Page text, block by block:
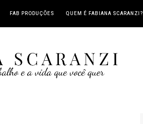
FAB PRODUÇÕES QUEM É FABIANA SCARANZI?